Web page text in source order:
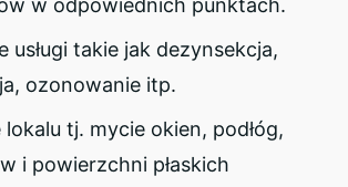
w odpowiednich punktach.
usługi takie jak dezynsekcja,
ozonowanie itp.
tj. mycie okien, podłóg,
i powierzchni płaskich